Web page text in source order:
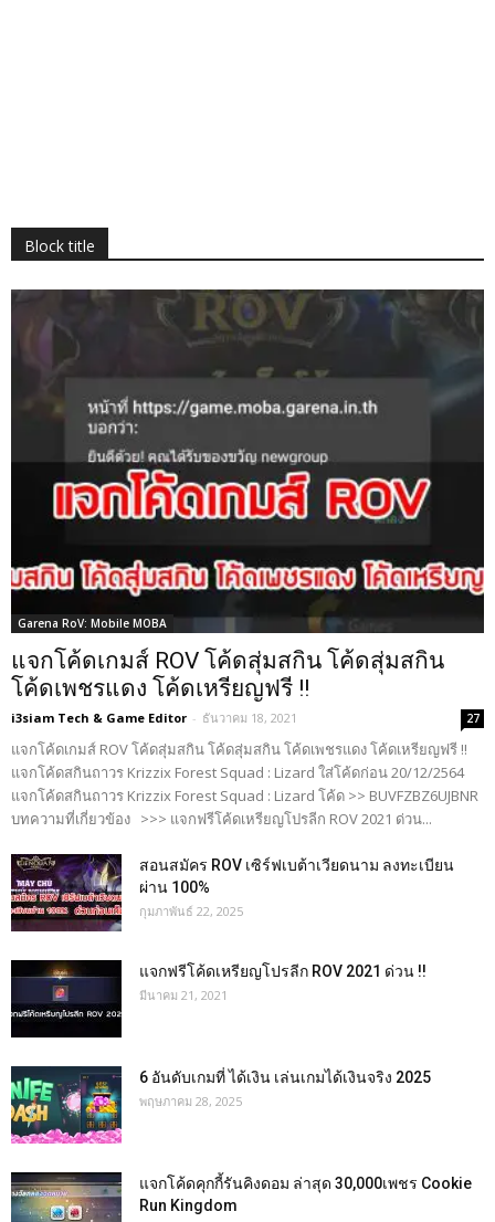
Block title
Garena RoV: Mobile MOBA
แจกโค้ดเกมส์ ROV โค้ดสุ่มสกิน โค้ดสุ่มสกิน
โค้ดเพชรแดง โค้ดเหรียญฟรี !!
i3siam Tech & Game Editor - ธันวาคม 18, 2021 27
แจกโค้ดเกมส์ ROV โค้ดสุ่มสกิน โค้ดสุ่มสกิน โค้ดเพชรแดง โค้ดเหรียญฟรี !!
แจกโค้ดสกินถาวร Krizzix Forest Squad : Lizard ใส่โค้ดก่อน 20/12/2564
แจกโค้ดสกินถาวร Krizzix Forest Squad : Lizard โค้ด >> BUVFZBZ6UJBNR
บทความที่เกี่ยวข้อง >>> แจกฟรีโค้ดเหรียญโปรลีก ROV 2021 ด่วน...
สอนสมัคร ROV เซิร์ฟเบต้าเวียดนาม ลงทะเบียน
ผ่าน 100%
กุมภาพันธ์ 22, 2025
แจกฟรีโค้ดเหรียญโปรลีก ROV 2021 ด่วน !!
มีนาคม 21, 2021
6 อันดับเกมที่ ได้เงิน เล่นเกมได้เงินจริง 2025
พฤษภาคม 28, 2025
แจกโค้ดคุกกี้รันคิงดอม ล่าสุด 30,000เพชร Cookie
Run Kingdom